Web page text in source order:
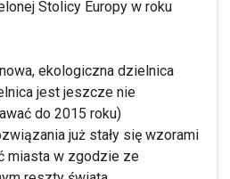
Stolicy Europy w roku
ekologiczna dzielnica
jest jeszcze nie
do 2015 roku)
już stały się wzorami
miasta w zgodzie ze